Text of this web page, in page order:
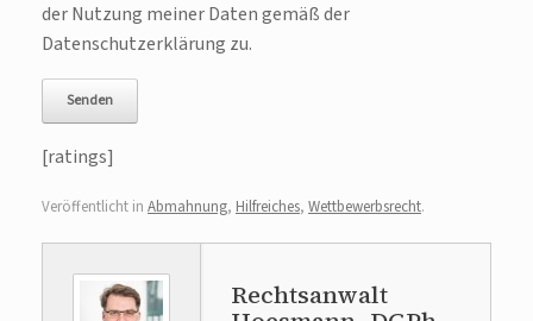
der Nutzung meiner Daten gemäß der
Datenschutzerklärung zu.
[ratings]
Veröffentlicht in Abmahnung, Hilfreiches, Wettbewerbsrecht.
Rechtsanwalt